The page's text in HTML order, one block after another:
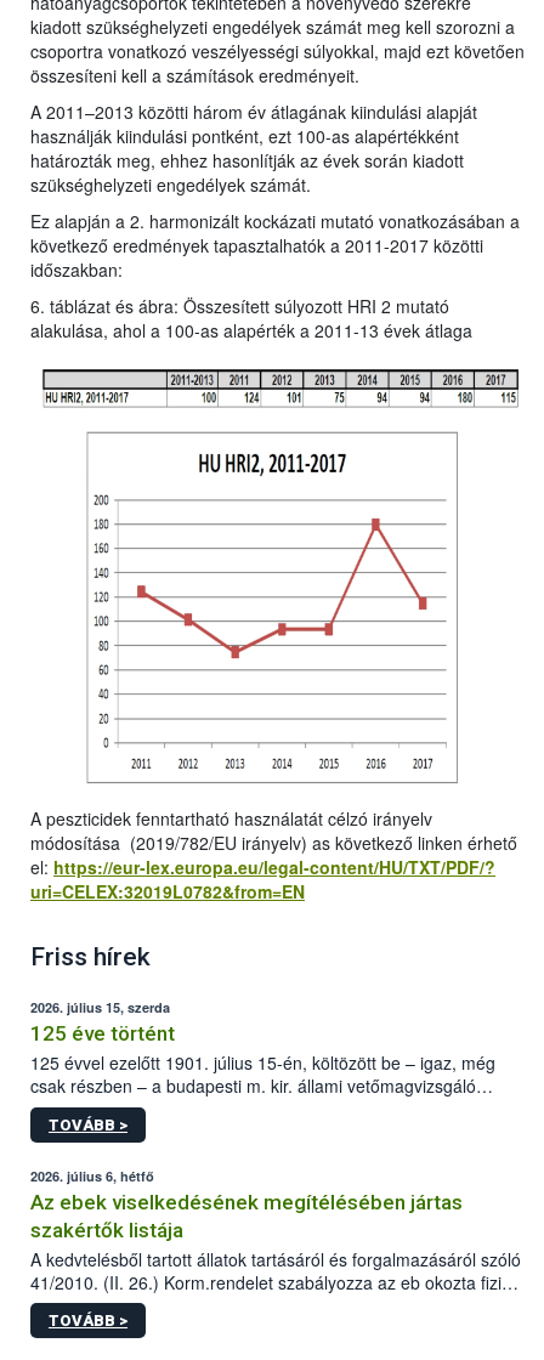
kiadott szükséghelyzeti engedélyek számát meg kell szorozni a
csoportra vonatkozó veszélyességi súlyokkal, majd ezt követően
összesíteni kell a számítások eredményeit.
A 2011–2013 közötti három év átlagának kiindulási alapját
használják kiindulási pontként, ezt 100-as alapértékként
határozták meg, ehhez hasonlítják az évek során kiadott
szükséghelyzeti engedélyek számát.
Ez alapján a 2. harmonizált kockázati mutató vonatkozásában a
következő eredmények tapasztalhatók a 2011-2017 közötti
időszakban:
6. táblázat és ábra: Összesített súlyozott HRI 2 mutató
alakulása, ahol a 100-as alapérték a 2011-13 évek átlaga
A peszticidek fenntartható használatát célzó irányelv
módosítása (2019/782/EU irányelv) as következő linken érhető
el: https://eur-lex.europa.eu/legal-content/HU/TXT/PDF/?
uri=CELEX:32019L0782&from=EN
Friss hírek
2026. július 15, szerda
125 éve történt
125 évvel ezelőtt 1901. július 15-én, költözött be – igaz, még
csak részben – a budapesti m. kir. állami vetőmagvizsgáló
állomás a Kis Rókus utca 15. szám alatti, Czigler Győző által
tervezett új épületébe.
TOVÁBB >
2026. július 6, hétfő
Az ebek viselkedésének megítélésében jártas
szakértők listája
A kedvtelésből tartott állatok tartásáról és forgalmazásáról szóló
41/2010. (II. 26.) Korm.rendelet szabályozza az eb okozta fizikai
sérülés, illetve ennek veszélye keletkezésekor felmerülő
hatósági feladatokat, valamint a veszélyes eb tartását és annak
TOVÁBB >